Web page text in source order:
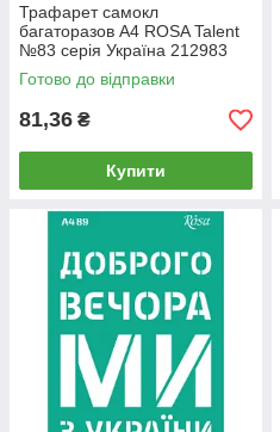
Трафарет самокл
багаторазов А4 ROSA Talent
№83 серія Україна 212983
Готово до відправки
81,36 ₴
Купити